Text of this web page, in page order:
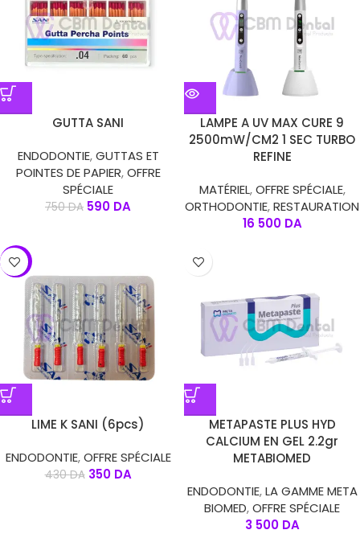
GUTTA SANI
ENDODONTIE,GUTTAS ET
POINTES DE PAPIER,OFFRE
SPÉCIALE
750DA 590 DA
LAMPE A UV MAX CURE 9
2500mW/CM2 1 SEC TURBO
REFINE
MATÉRIEL,OFFRE SPÉCIALE,
ORTHODONTIE,RESTAURATION
16 500 DA
-19%
LIME K SANI (6pcs)
ENDODONTIE,OFFRE SPÉCIALE
430DA 350 DA
METAPASTE PLUS HYD
CALCIUM EN GEL 2.2gr
METABIOMED
ENDODONTIE,LA GAMME META
BIOMED,OFFRE SPÉCIALE
3 500 DA